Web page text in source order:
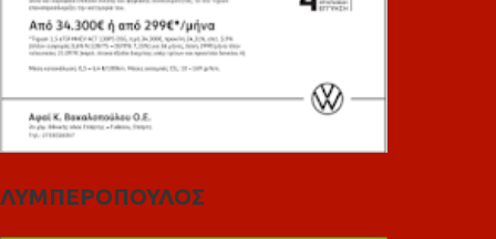
ΛΥΜΠΕΡΟΠΟΥΛΟΣ